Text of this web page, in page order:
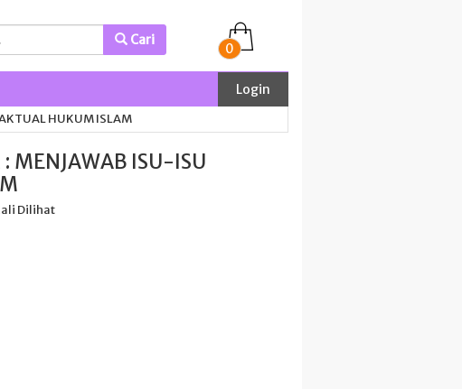
Cari
0
Login
HUKUM ISLAM
MENJAWAB ISU-ISU
Dilihat